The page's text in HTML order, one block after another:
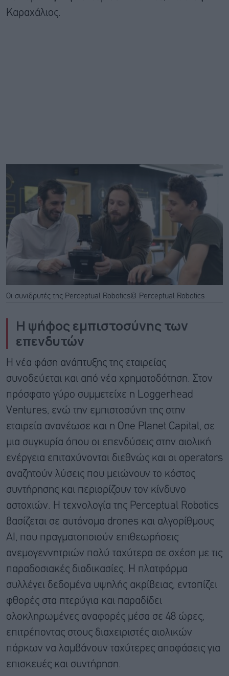
Καραχάλιος.
Oι συνιδρυτές της Perceptual Robotics© Perceptual Robotics
Η ψήφος εμπιστοσύνης των
επενδυτών
Η νέα φάση ανάπτυξης της εταιρείας
συνοδεύεται και από νέα χρηματοδότηση. Στον
πρόσφατο γύρο συμμετείχε η Loggerhead
Ventures, ενώ την εμπιστοσύνη της στην
εταιρεία ανανέωσε και η One Planet Capital, σε
μια συγκυρία όπου οι επενδύσεις στην αιολική
ενέργεια επιταχύνονται διεθνώς και οι operators
αναζητούν λύσεις που μειώνουν το κόστος
συντήρησης και περιορίζουν τον κίνδυνο
αστοχιών. Η τεχνολογία της Perceptual Robotics
βασίζεται σε αυτόνομα drones και αλγορίθμους
AI, που πραγματοποιούν επιθεωρήσεις
ανεμογεννητριών πολύ ταχύτερα σε σχέση με τις
παραδοσιακές διαδικασίες. Η πλατφόρμα
συλλέγει δεδομένα υψηλής ακρίβειας, εντοπίζει
φθορές στα πτερύγια και παραδίδει
ολοκληρωμένες αναφορές μέσα σε 48 ώρες,
επιτρέποντας στους διαχειριστές αιολικών
πάρκων να λαμβάνουν ταχύτερες αποφάσεις για
επισκευές και συντήρηση.